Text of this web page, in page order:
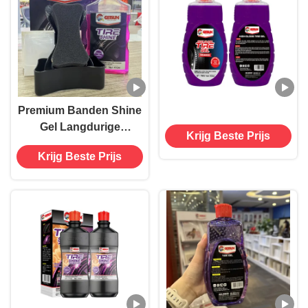
Premium Banden Shine
Gel Langdurige
Bandenbescherming
voor Diepe Glans
Krijg Beste Prijs
Krijg Beste Prijs